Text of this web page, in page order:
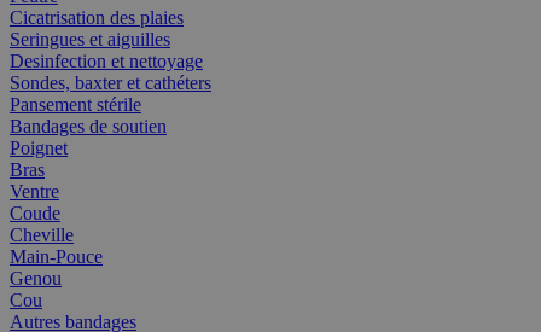
Cicatrisation des plaies
Seringues et aiguilles
Desinfection et nettoyage
Sondes, baxter et cathéters
Pansement stérile
Bandages de soutien
Poignet
Bras
Ventre
Coude
Cheville
Main-Pouce
Genou
Cou
Autres bandages